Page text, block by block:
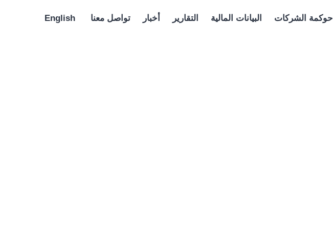
حوكمة الشركات البيانات المالية التقارير أخبار تواصل معنا English
مشروع بهجة السكني – في مدينة صبنجة – الجمهورية التركية